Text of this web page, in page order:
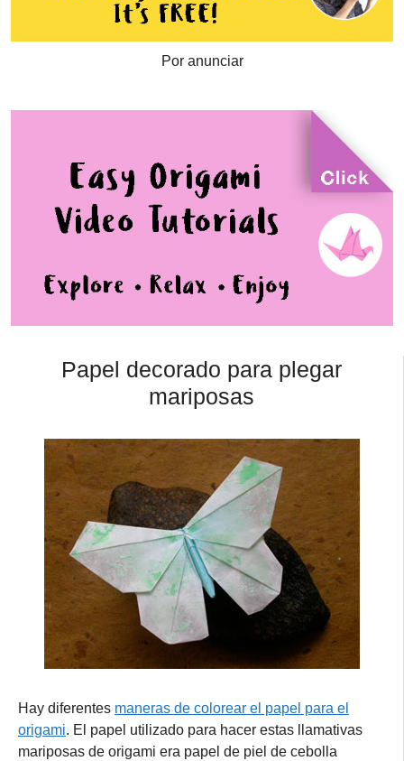
Por anunciar
Papel decorado para plegar
mariposas
Hay diferentes maneras de colorear el papel para el
origami. El papel utilizado para hacer estas llamativas
mariposas de origami era papel de piel de cebolla